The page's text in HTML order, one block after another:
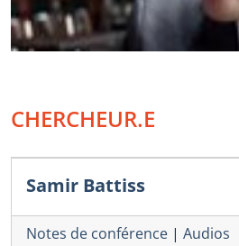
CHERCHEUR.E
Samir Battiss
Notes de conférence | Audios